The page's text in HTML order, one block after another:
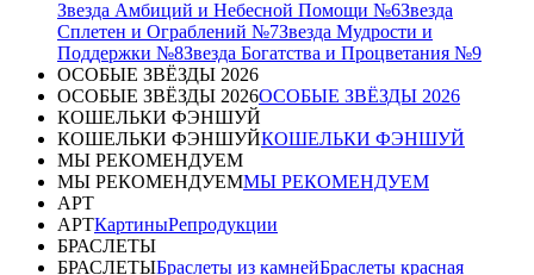
Звезда Амбиций и Небесной Помощи №6Звезда
Сплетен и Ограблений №7Звезда Мудрости и
Поддержки №8Звезда Богатства и Процветания №9
ОСОБЫЕ ЗВЁЗДЫ 2026
ОСОБЫЕ ЗВЁЗДЫ 2026ОСОБЫЕ ЗВЁЗДЫ 2026
КОШЕЛЬКИ ФЭНШУЙ
КОШЕЛЬКИ ФЭНШУЙКОШЕЛЬКИ ФЭНШУЙ
МЫ РЕКОМЕНДУЕМ
МЫ РЕКОМЕНДУЕММЫ РЕКОМЕНДУЕМ
АРТ
АРТКартиныРепродукции
БРАСЛЕТЫ
БРАСЛЕТЫБраслеты из камнейБраслеты красная